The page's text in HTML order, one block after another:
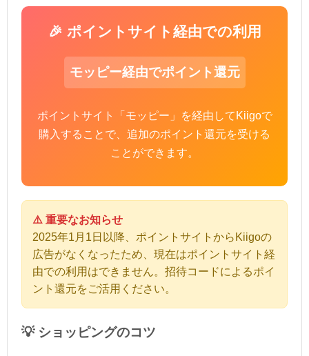
🎉 ポイントサイト経由での利用
モッピー経由でポイント還元
ポイントサイト「モッピー」を経由してKiigoで
購入することで、追加のポイント還元を受ける
ことができます。
⚠️ 重要なお知らせ
2025年1月1日以降、ポイントサイトからKiigoの
広告がなくなったため、現在はポイントサイト経
由での利用はできません。招待コードによるポイ
ント還元をご活用ください。
💡 ショッピングのコツ